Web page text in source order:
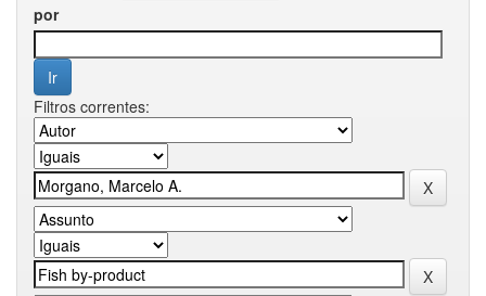
por
Filtros correntes: